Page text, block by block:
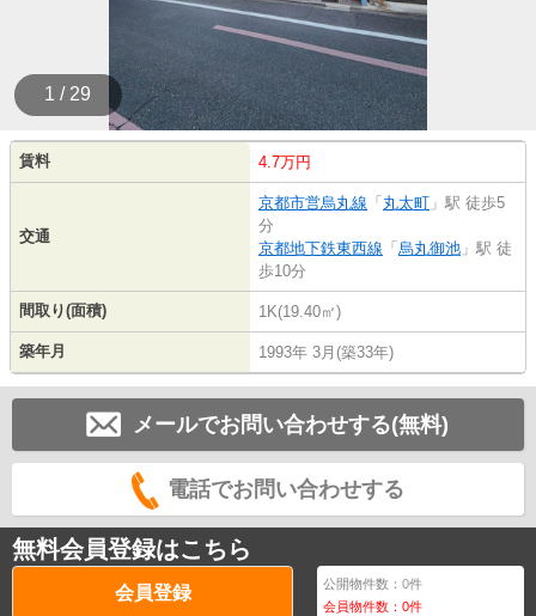
1 / 29
賃料 4.7万円
交通
京都市営烏丸線 「 丸太町 」駅 徒歩5
分
京都地下鉄東西線 「 烏丸御池 」駅 徒
歩10分
間取り(面積) 1K(19.40㎡)
築年月 1993年 3月(築33年)
メールでお問い合わせする(無料)
電話でお問い合わせする
無料会員登録はこちら
会員登録 公開物件数：0件
会員物件数：0件